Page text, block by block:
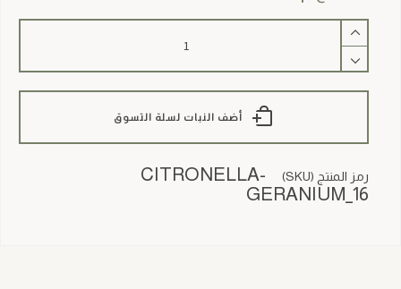
كمية
Citronella
Geranium
أضف النبات لسلة التسوق
رمز المنتج (SKU)
CITRONELLA-
GERANIUM_16